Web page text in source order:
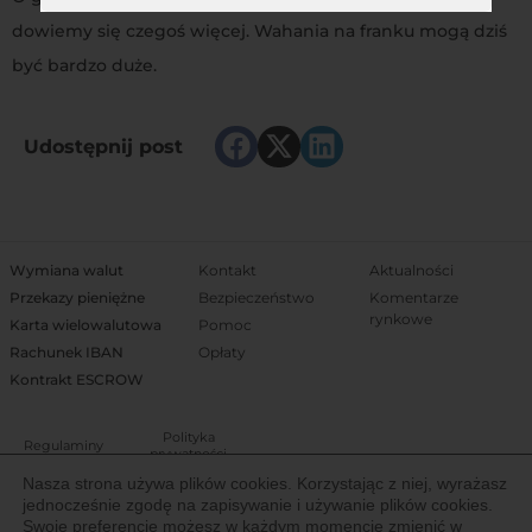
dowiemy się czegoś więcej. Wahania na franku mogą dziś
być bardzo duże.
Udostępnij post
Wymiana walut
Przekazy pieniężne
Karta wielowalutowa
Rachunek IBAN
Kontrakt ESCROW
Kontakt
Bezpieczeństwo
Pomoc
Opłaty
Aktualności
Komentarze
rynkowe
Regulaminy
Polityka
prywatności
Właścicielem Trejdoo jest Igoria Trade S.A. notowana na Giełdzie Papierów
Nasza strona używa plików cookies. Korzystając z niej, wyrażasz
jednocześnie zgodę na zapisywanie i używanie plików cookies.
Swoje preferencje możesz w każdym momencie zmienić w